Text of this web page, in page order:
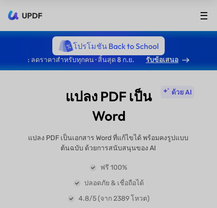
UPDF
โปรโมชัน Back to School
: ลดราคาสำหรับทุกคน · สิ้นสุด 8 ก.ย. รับข้อเสนอ
แปลง PDF เป็น
Word
ด้วย AI
แปลง PDF เป็นเอกสาร Word ที่แก้ไขได้ พร้อมคงรูปแบบ
ต้นฉบับ ด้วยการสนับสนุนของ AI
ฟรี 100%
ปลอดภัย & เชื่อถือได้
4.8/5 (จาก 2389 โหวต)